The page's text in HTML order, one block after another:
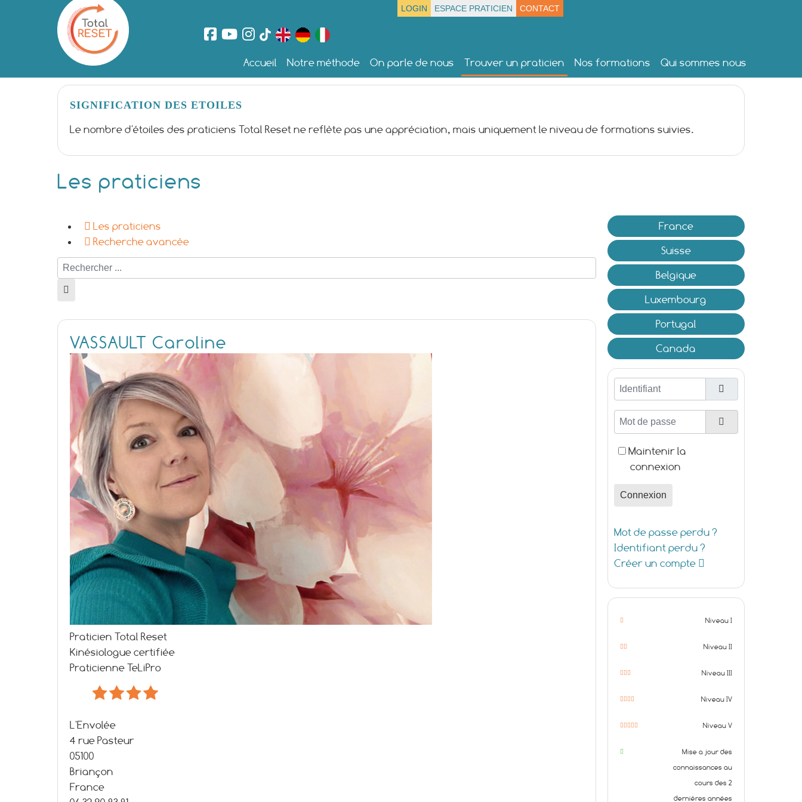
LOGIN ESPACE PRATICIEN CONTACT
Accueil Notre méthode On parle de nous Trouver un praticien Nos formations Qui sommes nous
SIGNIFICATION DES ETOILES
Le nombre d'étoiles des praticiens Total Reset ne reflète pas une appréciation, mais uniquement le niveau de formations suivies.
Les praticiens
Les praticiens
Recherche avancée
VASSAULT Caroline
Praticien Total Reset
Kinésiologue certifiée
Praticienne TeLiPro
L'Envolée
4 rue Pasteur
05100
Briançon
France
France
Suisse
Belgique
Luxembourg
Portugal
Canada
Identifiant
Mot de passe
Maintenir la
connexion
Connexion
Mot de passe perdu ?
Identifiant perdu ?
Créer un compte
Niveau I
Niveau II
Niveau III
Niveau IV
Niveau V
Mise a jour des
connaissances au
cours des 2
dernières années